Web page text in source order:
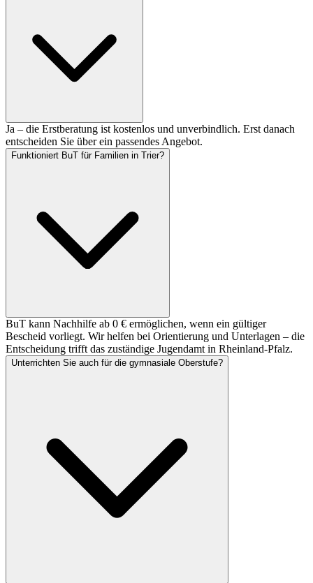
Ja – die Erstberatung ist kostenlos und unverbindlich. Erst danach
entscheiden Sie über ein passendes Angebot.
Funktioniert BuT für Familien in Trier?
BuT kann Nachhilfe ab 0 € ermöglichen, wenn ein gültiger
Bescheid vorliegt. Wir helfen bei Orientierung und Unterlagen – die
Entscheidung trifft das zuständige Jugendamt in Rheinland-Pfalz.
Unterrichten Sie auch für die gymnasiale Oberstufe?